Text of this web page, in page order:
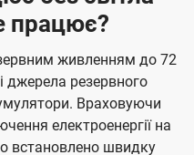
працює?
живленням до 72
джерела резервного
Враховуючи
електроенергії на
встановлено швидку